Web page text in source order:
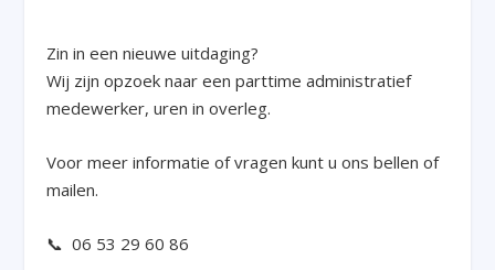
Zin in een nieuwe uitdaging?
Wij zijn opzoek naar een parttime administratief
medewerker, uren in overleg.
Voor meer informatie of vragen kunt u ons bellen of
mailen.
📞 06 53 29 60 86